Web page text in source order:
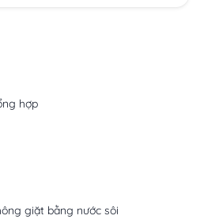
hợp
giặt bằng nước sôi